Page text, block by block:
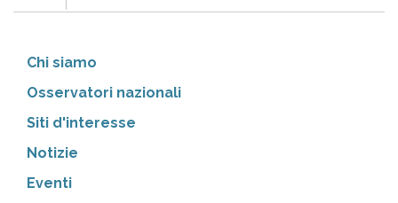
Chi siamo
Osservatori nazionali
Siti d'interesse
Notizie
Eventi